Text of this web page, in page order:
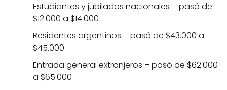
Estudiantes y jubilados nacionales – pasó de
$12.000 a $14.000
Residentes argentinos – pasó de $43.000 a
$45.000
Entrada general extranjeros – pasó de $62.000
a $65.000